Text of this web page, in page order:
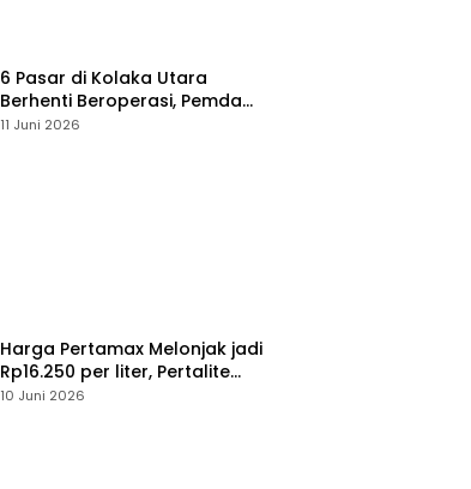
6 Pasar di Kolaka Utara
Berhenti Beroperasi, Pemda
Susun Skema Baru Pulihkan
11 Juni 2026
Harga Pertamax Melonjak jadi
Rp16.250 per liter, Pertalite
Tetap
10 Juni 2026